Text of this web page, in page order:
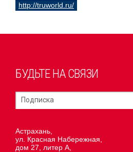
http://truworld.ru/
БУДЬТЕ НА СВЯЗИ
Астрахань,
ул. Красная Набережная,
дом 27, литер А,